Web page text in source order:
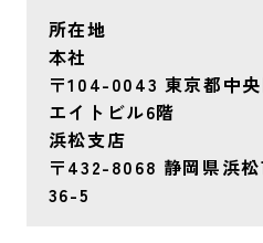
所在地
本社
〒104-0043 東京都中
エイトビル6階
浜松支店
〒432-8068 静岡県浜
36-5